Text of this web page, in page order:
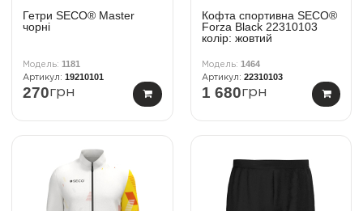
Гетри SECO® Master
чорні
1181
19210101
270грн
Кофта спортивна SECO®
Forza Black 22310103
колiр: жовтий
1464
22310103
1 680грн